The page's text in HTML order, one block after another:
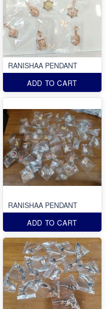
RANISHAA PENDANT
ADD TO CART
RANISHAA PENDANT
ADD TO CART